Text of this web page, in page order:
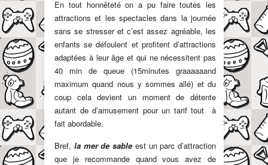
En tout honnêteté on a pu faire toutes les
attractions et les spectacles dans la journée
sans se stresser et c’est assez agréable, les
enfants se défoulent et profitent d’attractions
adaptées à leur âge et qui ne nécessitent pas
40 min de queue (15minutes graaaaaand
maximum quand nous y sommes allé) et du
coup cela devient un moment de détente
autant de d’amusement pour un tarif tout à
fait abordable.
Bref, la mer de sableest un parc d’attraction
que je recommande quand vous avez de